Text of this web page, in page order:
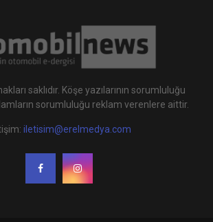
saklıdır. Köşe yazılarının sorumluluğu
sorumluluğu reklam verenlere aittir.
iletisim@erelmedya.com